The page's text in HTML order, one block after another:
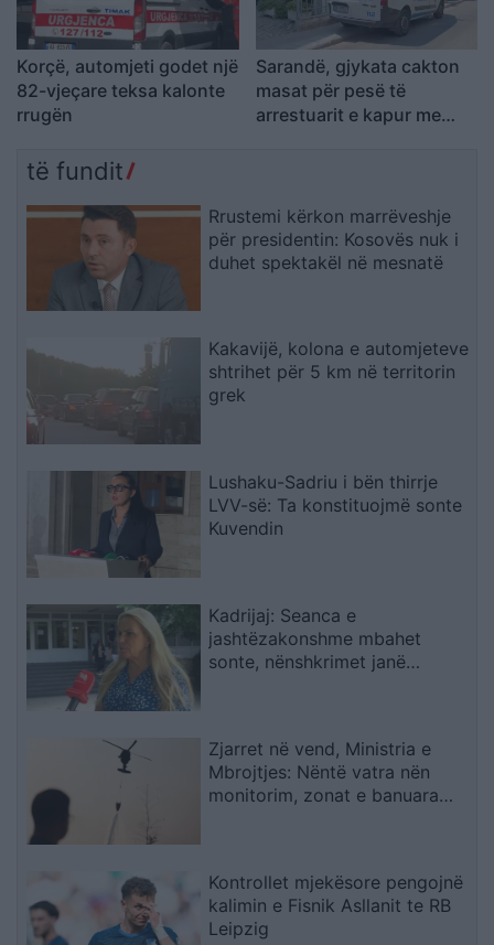
Korçë, automjeti godet një
82-vjeçare teksa kalonte
rrugën
Sarandë, gjykata cakton
masat për pesë të
arrestuarit e kapur me
të fundit
Rrustemi kërkon marrëveshje
për presidentin: Kosovës nuk i
duhet spektakël në mesnatë
Kakavijë, kolona e automjeteve
shtrihet për 5 km në territorin
grek
Lushaku-Sadriu i bën thirrje
LVV-së: Ta konstituojmë sonte
Kuvendin
Kadrijaj: Seanca e
jashtëzakonshme mbahet
sonte, nënshkrimet janë
Zjarret në vend, Ministria e
Mbrojtjes: Nëntë vatra nën
monitorim, zonat e banuara
Kontrollet mjekësore pengojnë
kalimin e Fisnik Asllanit te RB
Leipzig